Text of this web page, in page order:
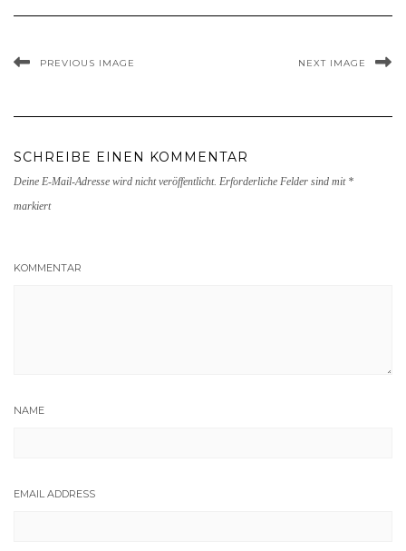
PREVIOUS IMAGE NEXT IMAGE
SCHREIBE EINEN KOMMENTAR
Deine E-Mail-Adresse wird nicht veröffentlicht. Erforderliche Felder sind mit *
markiert
KOMMENTAR
NAME
EMAIL ADDRESS